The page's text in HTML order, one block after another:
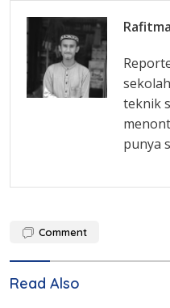
teknik
punya
Comment
Read Also